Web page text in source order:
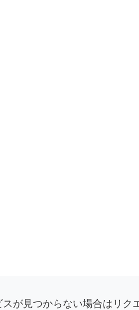
が見つからない場合はリク